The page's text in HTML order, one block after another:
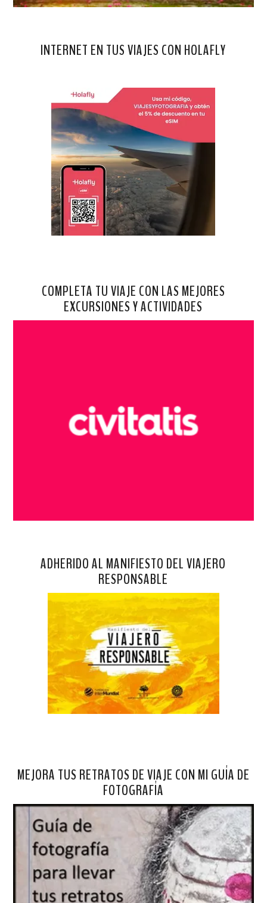
INTERNET EN TUS VIAJES CON HOLAFLY
COMPLETA TU VIAJE CON LAS MEJORES
EXCURSIONES Y ACTIVIDADES
ADHERIDO AL MANIFIESTO DEL VIAJERO
RESPONSABLE
MEJORA TUS RETRATOS DE VIAJE CON MI GUÍA DE
FOTOGRAFÍA